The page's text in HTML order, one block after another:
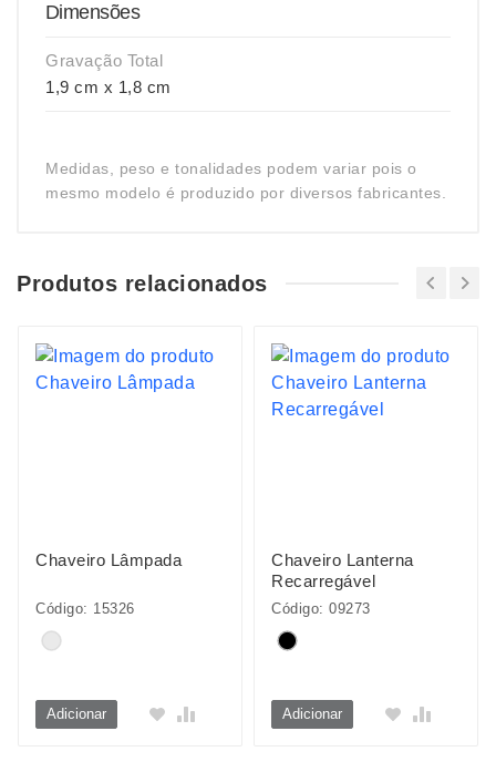
Dimensões
Gravação Total
1,9 cm x 1,8 cm
Medidas, peso e tonalidades podem variar pois o
mesmo modelo é produzido por diversos fabricantes.
Produtos relacionados
Chaveiro Lâmpada
Código: 15326
Adicionar
Chaveiro Lanterna
Recarregável
Código: 09273
Adicionar